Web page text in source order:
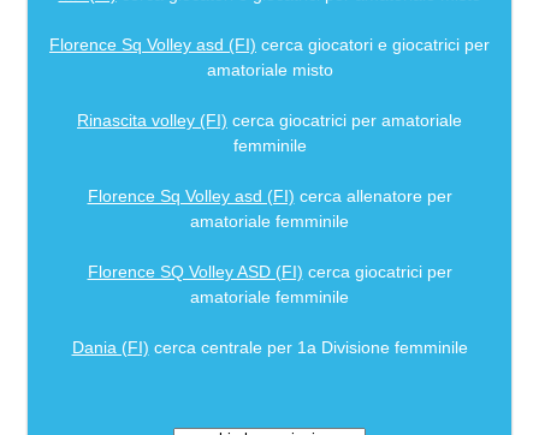
Florence Sq Volley asd (FI) cerca giocatori e giocatrici per
amatoriale misto
Rinascita volley (FI) cerca giocatrici per amatoriale
femminile
Florence Sq Volley asd (FI) cerca allenatore per
amatoriale femminile
Florence SQ Volley ASD (FI) cerca giocatrici per
amatoriale femminile
Dania (FI) cerca centrale per 1a Divisione femminile